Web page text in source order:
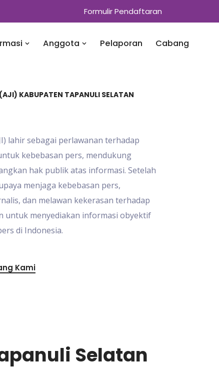
Formulir Pendaftaran
Anggota Pelaporan Cabang
KABUPATEN TAPANULI SELATAN
lahir sebagai perlawanan terhadap
kebebasan pers, mendukung
hak publik atas informasi. Setelah
menjaga kebebasan pers,
dan melawan kekerasan terhadap
untuk menyediakan informasi obyektif
di Indonesia.
Kami
Selatan